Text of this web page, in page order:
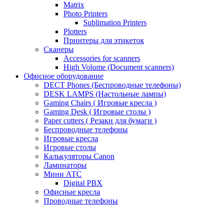
Matrix
Photo Printers
Sublimation Printers
Plotters
Принтеры для этикеток
Сканеры
Accessories for scanners
High Volume (Document scanners)
Офисное оборудование
DECT Phones (Беспроводные телефоны)
DESK LAMPS (Настольные лампы)
Gaming Chairs ( Игровые кресла )
Gaming Desk ( Игровые столы )
Paper cutters ( Резаки для бумаги )
Беспроводные телефоны
Игровые кресла
Игровые столы
Калькуляторы Canon
Ламинаторы
Мини АТС
Digital PBX
Офисные кресла
Проводные телефоны